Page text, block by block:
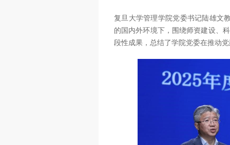
复旦大学管理学院党委书记陆雄文
的国内外环境下，围绕师资建设、
段性成果，总结了学院党委在推动